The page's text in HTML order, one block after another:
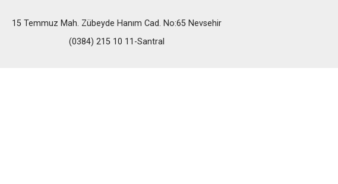
15 Temmuz Mah. Zübeyde Hanım Cad. No:65 Nevsehir
(0384) 215 10 11-Santral